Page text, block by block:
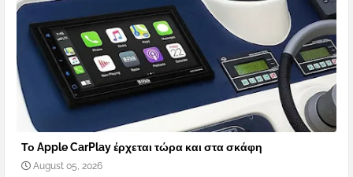
Το Apple CarPlay έρχεται τώρα και στα σκάφη
August 05, 2026